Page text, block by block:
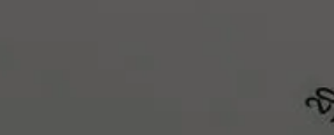
對於近視度數超過 600 度、散光